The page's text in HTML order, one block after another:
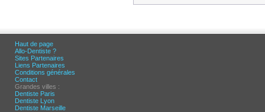
Haut de page
Allo-Dentiste ?
Sites Partenaires
Liens Partenaires
Conditions générales
Contact
Grandes villes :
Dentiste Paris
Dentiste Lyon
Dentiste Marseille